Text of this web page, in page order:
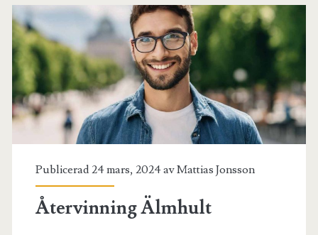
Publicerad 24 mars, 2024 avMattias Jonsson
Återvinning Älmhult